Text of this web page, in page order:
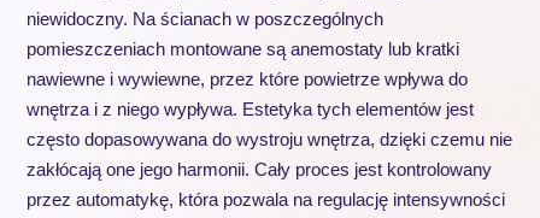
niewidoczny. Na ścianach w poszczególnych
pomieszczeniach montowane są anemostaty lub kratki
nawiewne i wywiewne, przez które powietrze wpływa do
wnętrza i z niego wypływa. Estetyka tych elementów jest
często dopasowywana do wystroju wnętrza, dzięki czemu nie
zakłócają one jego harmonii. Cały proces jest kontrolowany
przez automatykę, która pozwala na regulację intensywności